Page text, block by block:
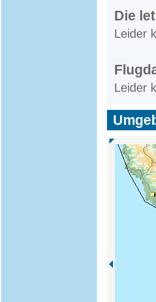
Die
Leider
Leider